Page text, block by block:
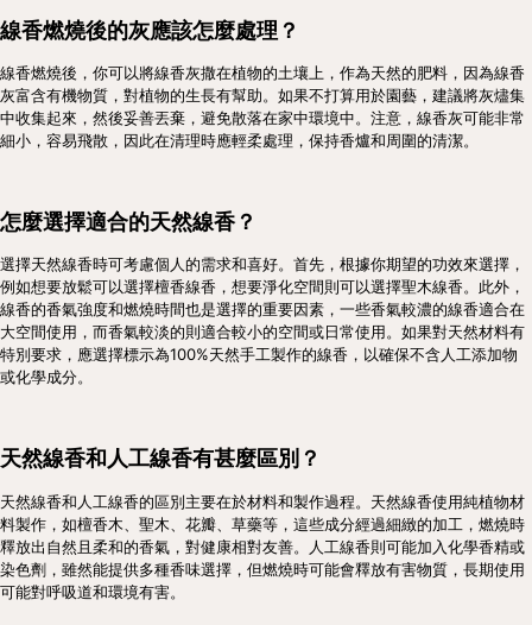
線香燃燒後的灰應該怎麼處理？
線香燃燒後，你可以將線香灰撒在植物的土壤上，作為天然的肥料，因為線香
灰富含有機物質，對植物的生長有幫助。如果不打算用於園藝，建議將灰燼集
中收集起來，然後妥善丟棄，避免散落在家中環境中。注意，線香灰可能非常
細小，容易飛散，因此在清理時應輕柔處理，保持香爐和周圍的清潔。
怎麼選擇適合的天然線香？
選擇天然線香時可考慮個人的需求和喜好。首先，根據你期望的功效來選擇，
例如想要放鬆可以選擇檀香線香，想要淨化空間則可以選擇聖木線香。此外，
線香的香氣強度和燃燒時間也是選擇的重要因素，一些香氣較濃的線香適合在
大空間使用，而香氣較淡的則適合較小的空間或日常使用。如果對天然材料有
特別要求，應選擇標示為100%天然手工製作的線香，以確保不含人工添加物
或化學成分。
天然線香和人工線香有甚麼區別？
天然線香和人工線香的區別主要在於材料和製作過程。天然線香使用純植物材
料製作，如檀香木、聖木、花瓣、草藥等，這些成分經過細緻的加工，燃燒時
釋放出自然且柔和的香氣，對健康相對友善。人工線香則可能加入化學香精或
染色劑，雖然能提供多種香味選擇，但燃燒時可能會釋放有害物質，長期使用
可能對呼吸道和環境有害。